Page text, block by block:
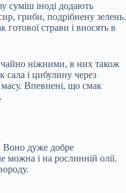
суміш іноді додають
гриби, подрібнену зелень.
готової страви і вносять в
ніжними, в них також
сала і цибулину через
масу. Впевнені, що смак
Воно дуже добре
можна і на рослинній олії.